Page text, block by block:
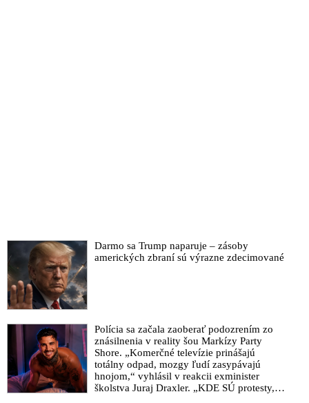
VIDEO: Bývalý vysoký funkcionár slovenskej tajnej služby
prehovoril o aktuálnej vojne v silových zložkách a rozvrate v
štáte. Zároveň varoval pred možnosťou použitia amerických
vojakov prítomných na Slovensku v snahe silou udržať
súčasný Sorosov režim pod vedením Čaputovej a Ódora
Aláča oficiálne postavila na čelo policajného prevratu, ktorý
kryje Ódor
Priebeh prevratu v štáte sa odvíja presne tak, ako to
predpovedal Fico. Čaputová dočasne pozbavila šéfa SIS
výkonu štátnej služby a Ódor vzápätí oznámil, že Aláča
Darmo sa Trump naparuje – zásoby
amerických zbraní sú výrazne zdecimované
Polícia sa začala zaoberať podozrením zo
znásilnenia v reality šou Markízy Party
Shore. „Komerčné televízie prinášajú
totálny odpad, mozgy ľudí zasypávajú
hnojom,“ vyhlásil v reakcii exminister
školstva Juraj Draxler. „KDE SÚ protesty,